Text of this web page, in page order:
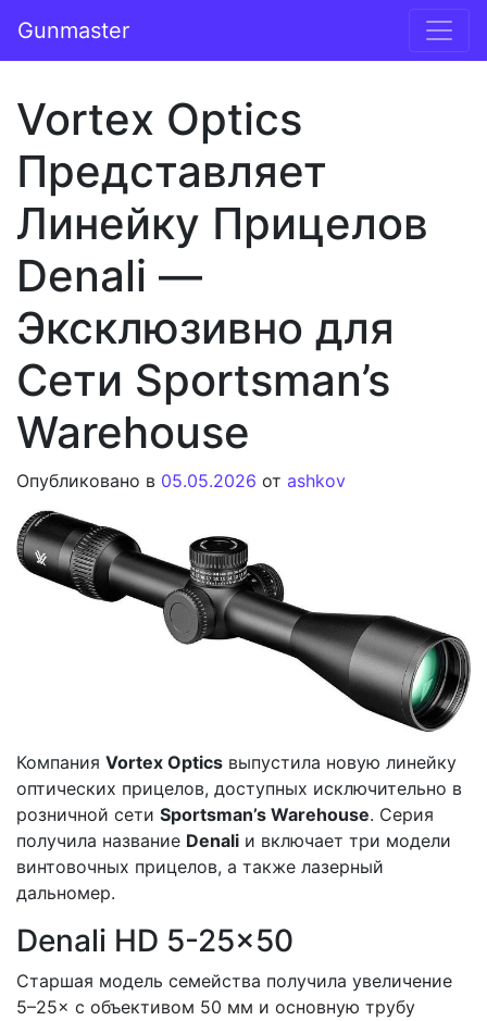
Основная навигация
Gunmaster
Vortex Optics
Представляет
Линейку Прицелов
Denali —
Эксклюзивно для
Сети Sportsman’s
Warehouse
Опубликовано в 05.05.2026 от ashkov
Компания Vortex Optics выпустила новую линейку
оптических прицелов, доступных исключительно в
розничной сети Sportsman’s Warehouse. Серия
получила название Denali и включает три модели
винтовочных прицелов, а также лазерный
дальномер.
Denali HD 5-25×50
Старшая модель семейства получила увеличение
5–25× с объективом 50 мм и основную трубу